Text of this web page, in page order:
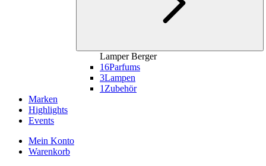
Lamper Berger
16Parfums
3Lampen
1 Zubehör
Marken
Highlights
Events
Mein Konto
Warenkorb